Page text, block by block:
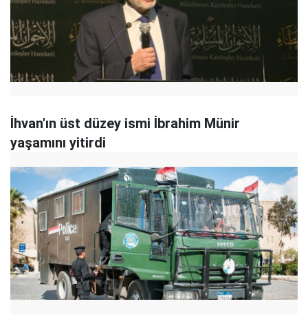
İhvan'ın üst düzey ismi İbrahim Münir
yaşamını yitirdi